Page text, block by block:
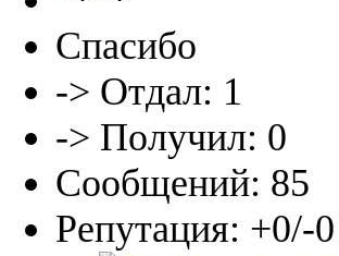
Спасибо
-> Отдал: 1
-> Получил: 0
Сообщений: 85
Репутация: +0/-0